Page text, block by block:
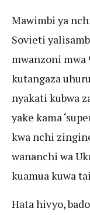
Mawimbi ya
Sovieti
mwanzoni
kutangaza
nyakati kubwa
yake kama
kwa nchi
wananchi wa
kuamua kuwa
Hata hivyo,